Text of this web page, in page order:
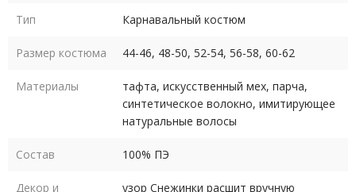
Тип Карнавальный костюм
Размер костюма 44-46, 48-50, 52-54, 56-58, 60-62
Материалы
тафта, искусственный мех, парча,
синтетическое волокно, имитирующее
натуральные волосы
Состав 100% ПЭ
Декор и
узор Снежинки расшит вручную